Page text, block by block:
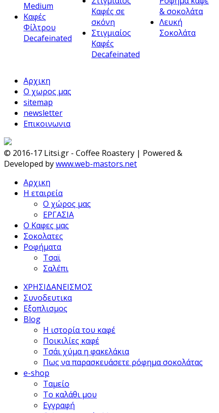
Medium
Καφές
Φίλτρου
Decafeinated
Καφές σε
σκόνη
Στιγμιαίος
Καφές
Decafeinated
& σοκολάτα
Λευκή
Σοκολάτα
Αρχικη
Ο χωρος μας
sitemap
newsletter
Επικοινωνια
© 2016-17 Litsi.gr - Coffee Roastery | Powered &
Developed bywww.web-mastors.net
Αρχικη
Η εταιρεία
Ο χώρος μας
ΕΡΓΑΣΙΑ
Ο Καφες μας
Σοκολατες
Ροφήματα
Τσαϊ
Σαλέπι
ΧΡΗΣΙΔΑΝΕΙΣΜΟΣ
Συνοδευτικα
Εξοπλισμος
Blog
Η ιστορία του καφέ
Ποικιλίες καφέ
Τσάι χύμα η φακελάκια
Πως να παρασκευάσετε ρόφημα σοκολάτας
e-shop
Ταμείο
Το καλάθι μου
Εγγραφή